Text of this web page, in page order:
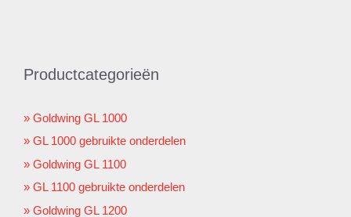
Productcategorieën
Goldwing GL 1000
GL 1000 gebruikte onderdelen
Goldwing GL 1100
GL 1100 gebruikte onderdelen
Goldwing GL 1200